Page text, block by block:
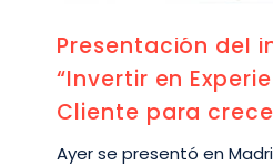
Presentación del
“Invertir en
Cliente para
Ayer se presentó en